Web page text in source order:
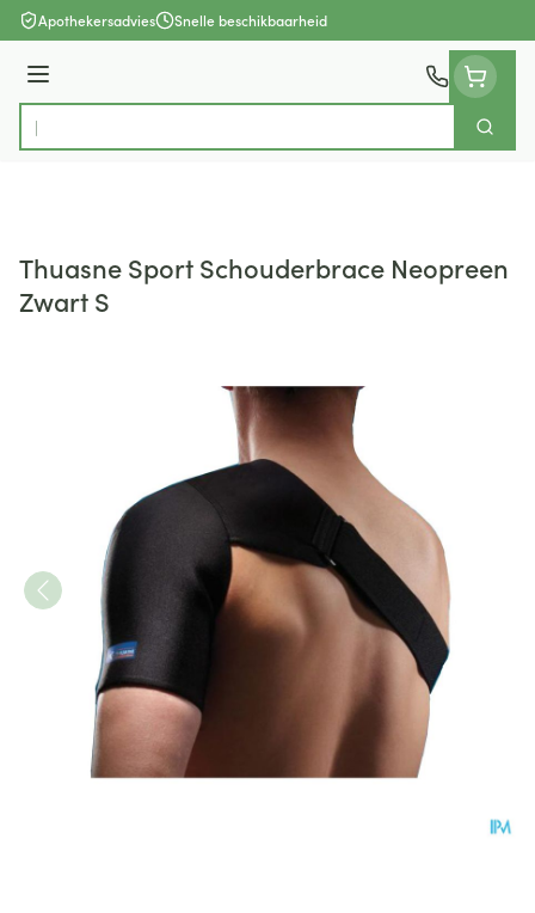
Ga naar de inhoud
Apothekersadvies Snelle beschikbaarheid
Menu
Product, merk, categorie...
Zoek
Thuasne Sport Schouderbrace Neopreen
Zwart S